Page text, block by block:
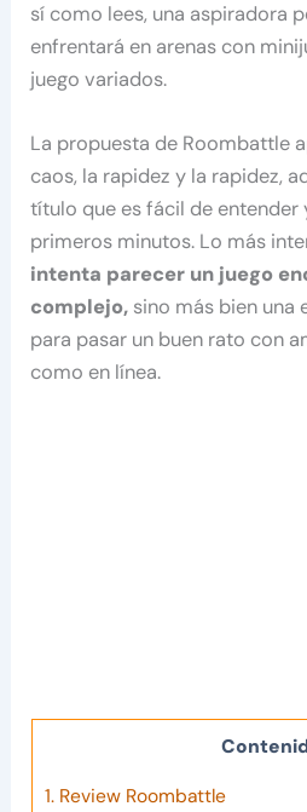
sí como lees, una aspiradora
enfrentará en arenas con
juego variados.
La propuesta de Roombattle
caos, la rapidez y la rapidez,
título que es fácil de
primeros minutos. Lo más
intenta parecer un juego
complejo, sino más bien una
para pasar un buen rato con
como en línea.
1.Review Roombattle